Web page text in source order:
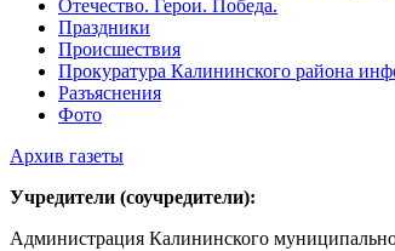
Отечество. Герои. Победа.
Праздники
Происшествия
Прокуратура Калининского района
Разъяснения
Фото
Архив газеты
Учредители (соучредители):
Администрация Калининского